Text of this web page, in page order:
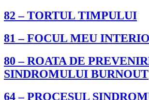
82 – TORTUL TIMPULUI
81 – FOCUL MEU
80 – ROATA DE
SINDROMULUI BURNOUT
64 – PROCESUL